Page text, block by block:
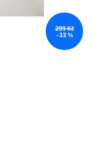
299 Kč
–33 %